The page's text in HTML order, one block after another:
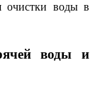
очистки воды в
воды и